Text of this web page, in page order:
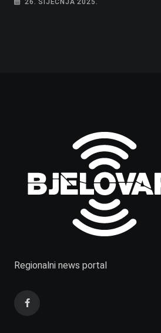
26. SIJEČNJA 2025.
Regionalni news portal